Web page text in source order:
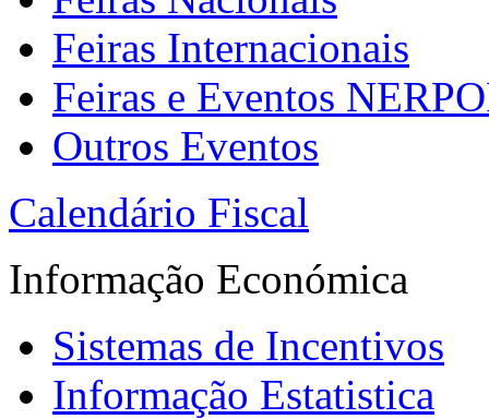
Feiras Internacionais
Feiras e Eventos
Outros Eventos
Calendário Fiscal
Informação Económica
Sistemas de Incentivos
Informação Estatistica